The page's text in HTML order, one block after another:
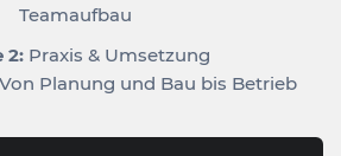
Teamaufbau
2: Praxis & Umsetzung
Planung und Bau bis Betrieb